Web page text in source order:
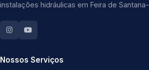
instalações hidráulicas em Feira de Santana-
Nossos Serviços